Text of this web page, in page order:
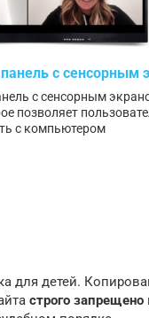
с сенсорным
с сенсорным
позволяет
с компьютером
для детей.
строго запрещено